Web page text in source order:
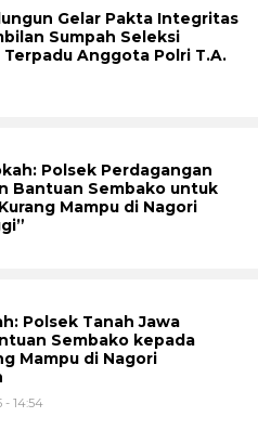
Gelar Pakta Integritas
Sumpah Seleksi
Terpadu Anggota Polri T.A.
Polsek Perdagangan
Bantuan Sembako untuk
Mampu di Nagori
Polsek Tanah Jawa
Sembako kepada
Mampu di Nagori
- 14:54